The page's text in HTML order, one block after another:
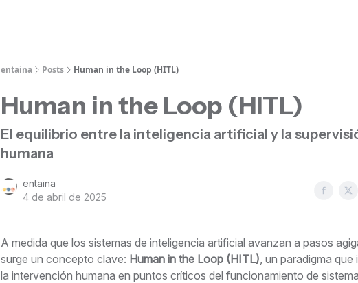
entaina Posts Human in the Loop (HITL)
Human in the Loop (HITL)
El equilibrio entre la inteligencia artificial y la
humana
entaina
4 de abril de 2025
A medida que los sistemas de inteligencia artificial avanzan a pasos
surge un concepto clave: Human in the Loop (HITL), un paradigma que
la intervención humana en puntos críticos del funcionamiento de